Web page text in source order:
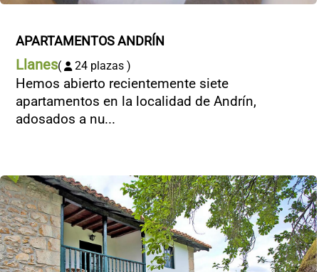
APARTAMENTOS ANDRÍN
Llanes( 24 plazas )
Hemos abierto recientemente siete
apartamentos en la localidad de Andrín,
adosados a nu...